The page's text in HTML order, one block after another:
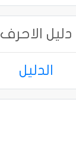
دليل الاحرف
الدليل